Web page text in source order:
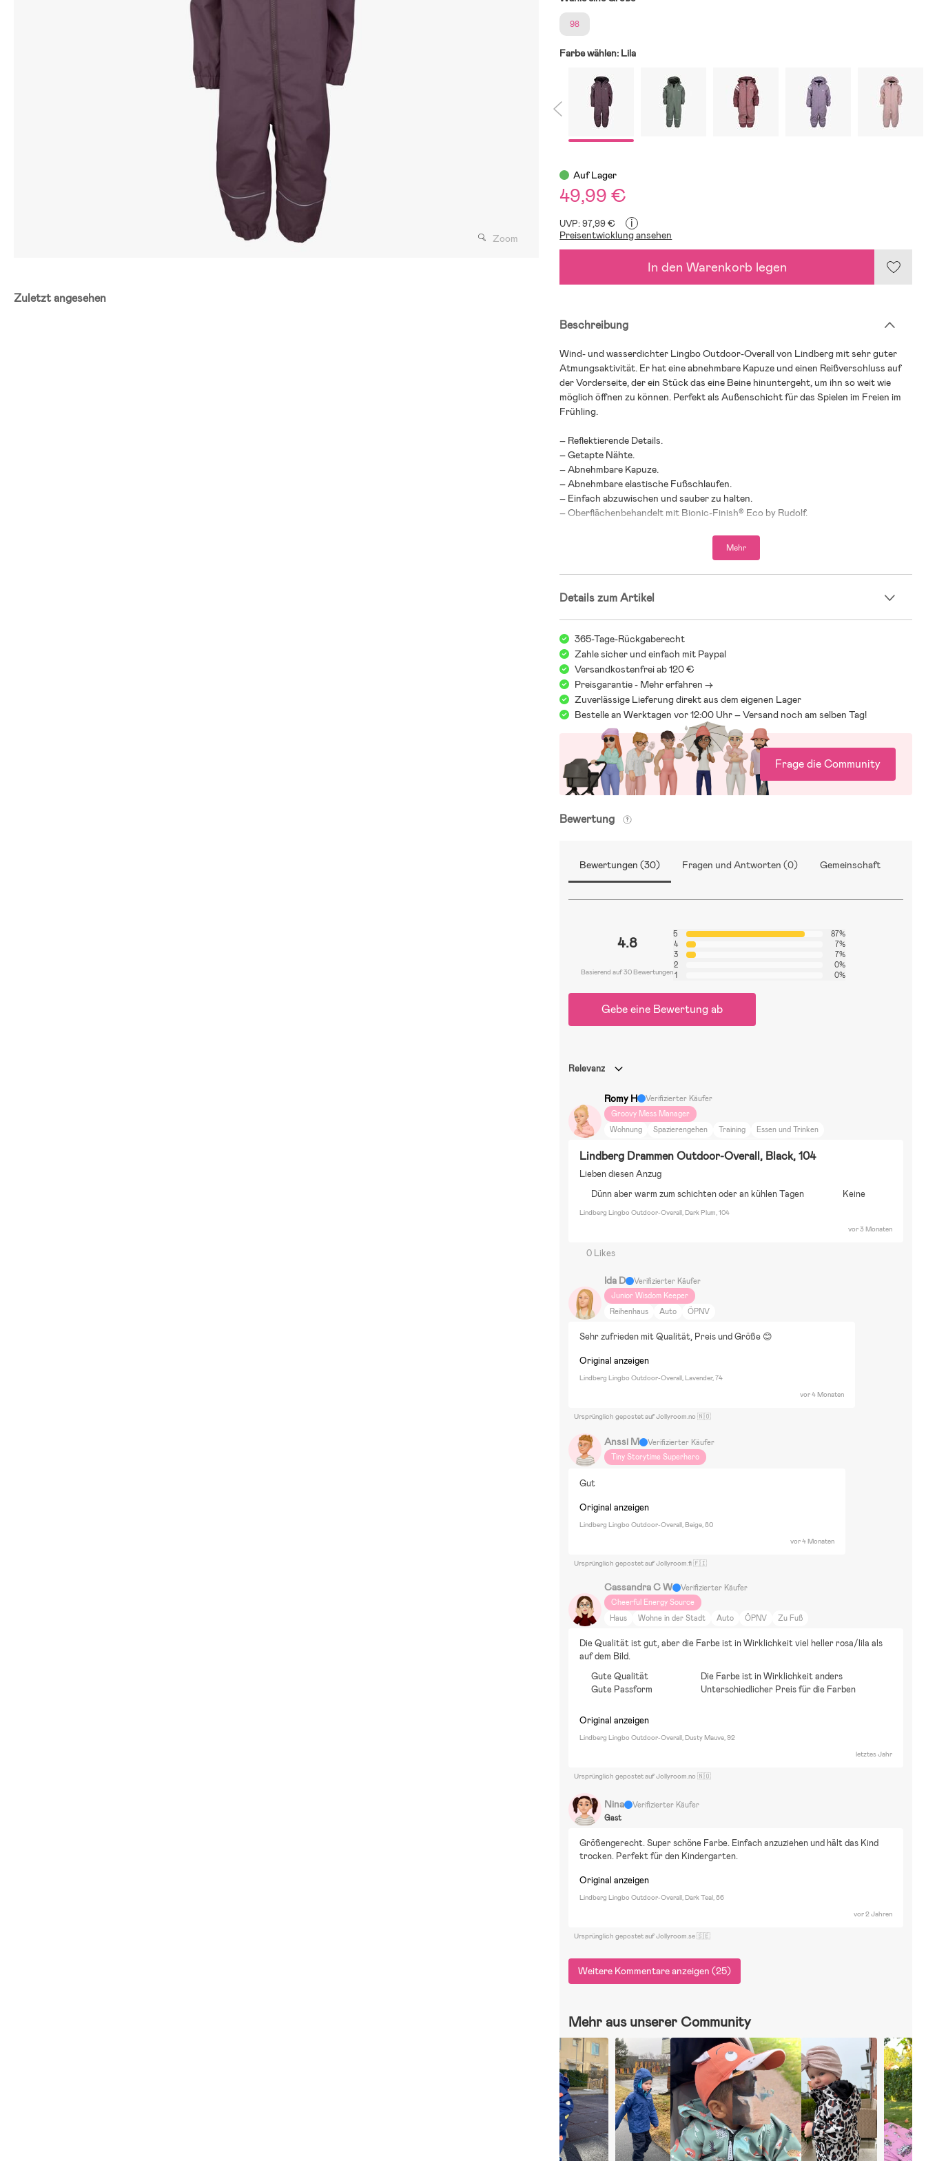
Zoom
Zuletzt angesehen
98
Farbe wählen: Lila
Auf Lager
49,99 €
UVP: 97,99 € i
Preisentwicklung ansehen
In den Warenkorb legen
Beschreibung
Wind- und wasserdichter Lingbo Outdoor-Overall von Lindberg mit sehr guter
Atmungsaktivität. Er hat eine abnehmbare Kapuze und einen Reißverschluss auf
der Vorderseite, der ein Stück das eine Beine hinuntergeht, um ihn so weit wie
möglich öffnen zu können. Perfekt als Außenschicht für das Spielen im Freien im
Frühling.
– Reflektierende Details.
– Getapte Nähte.
– Abnehmbare Kapuze.
– Abnehmbare elastische Fußschlaufen.
– Einfach abzuwischen und sauber zu halten.
– Oberflächenbehandelt mit Bionic-Finish® Eco by Rudolf.
Mehr
Details zum Artikel
365-Tage-Rückgaberecht
Zahle sicher und einfach mit Paypal
Versandkostenfrei ab 120 €
Preisgarantie - Mehr erfahren ->
Zuverlässige Lieferung direkt aus dem eigenen Lager
Bestelle an Werktagen vor 12:00 Uhr – Versand noch am selben Tag!
Frage die Community
Bewertung
Bewertungen (30) Fragen und Antworten (0) Gemeinschaft
4.8
Basierend auf 30 Bewertungen
5
87%
4
7%
3
7%
2
0%
1
0%
Gebe eine Bewertung ab
Relevanz
Romy H
Verifizierter Käufer
Groovy Mess Manager
Wohnung
Spazierengehen Training
Essen und Trinken
Lindberg Drammen Outdoor-Overall, Black, 104
Lieben diesen Anzug
Dünn aber warm zum schichten oder an kühlen Tagen
Keine
Lindberg Lingbo Outdoor-Overall, Dark Plum, 104
vor 3 Monaten
0 Likes
Ida D
Verifizierter Käufer
Junior Wisdom Keeper
Reihenhaus
Auto ÖPNV
Sehr zufrieden mit Qualität, Preis und Größe 😊
Original anzeigen
Lindberg Lingbo Outdoor-Overall, Lavender, 74
vor 4 Monaten
Ursprünglich gepostet auf Jollyroom.no 🇳🇴
Anssi M
Verifizierter Käufer
Tiny Storytime Superhero
Gut
Original anzeigen
Lindberg Lingbo Outdoor-Overall, Beige, 80
vor 4 Monaten
Ursprünglich gepostet auf Jollyroom.fi 🇫🇮
Cassandra C W
Verifizierter Käufer
Cheerful Energy Source
Haus
Wohne in der Stadt Auto ÖPNV Zu Fuß
Die Qualität ist gut, aber die Farbe ist in Wirklichkeit viel heller rosa/lila als
auf dem Bild.
Gute Qualität
Gute Passform
Die Farbe ist in Wirklichkeit anders
Unterschiedlicher Preis für die Farben
Original anzeigen
Lindberg Lingbo Outdoor-Overall, Dusty Mauve, 92
letztes Jahr
Ursprünglich gepostet auf Jollyroom.no 🇳🇴
Nina
Verifizierter Käufer
Gast
Größengerecht. Super schöne Farbe. Einfach anzuziehen und hält das Kind
trocken. Perfekt für den Kindergarten.
Original anzeigen
Lindberg Lingbo Outdoor-Overall, Dark Teal, 86
vor 2 Jahren
Ursprünglich gepostet auf Jollyroom.se 🇸🇪
Weitere Kommentare anzeigen (25)
Mehr aus unserer Community